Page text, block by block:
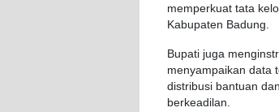
memperkuat tata
Kabupaten Badung.
Bupati juga
menyampaikan data
distribusi bantuan
berkeadilan.